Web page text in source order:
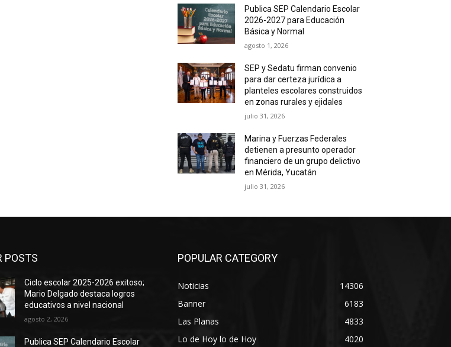
Publica SEP Calendario Escolar
2026-2027 para Educación
Básica y Normal
agosto 1, 2026
SEP y Sedatu firman convenio
para dar certeza jurídica a
planteles escolares construidos
en zonas rurales y ejidales
julio 31, 2026
Marina y Fuerzas Federales
detienen a presunto operador
financiero de un grupo delictivo
en Mérida, Yucatán
julio 31, 2026
POSTS
Ciclo escolar 2025-2026 exitoso;
Mario Delgado destaca logros
educativos a nivel nacional
agosto 2, 2026
Publica SEP Calendario Escolar
POPULAR CATEGORY
Noticias
14306
Banner
6183
Las Planas
4833
Lo de Hoy lo de Hoy
4020